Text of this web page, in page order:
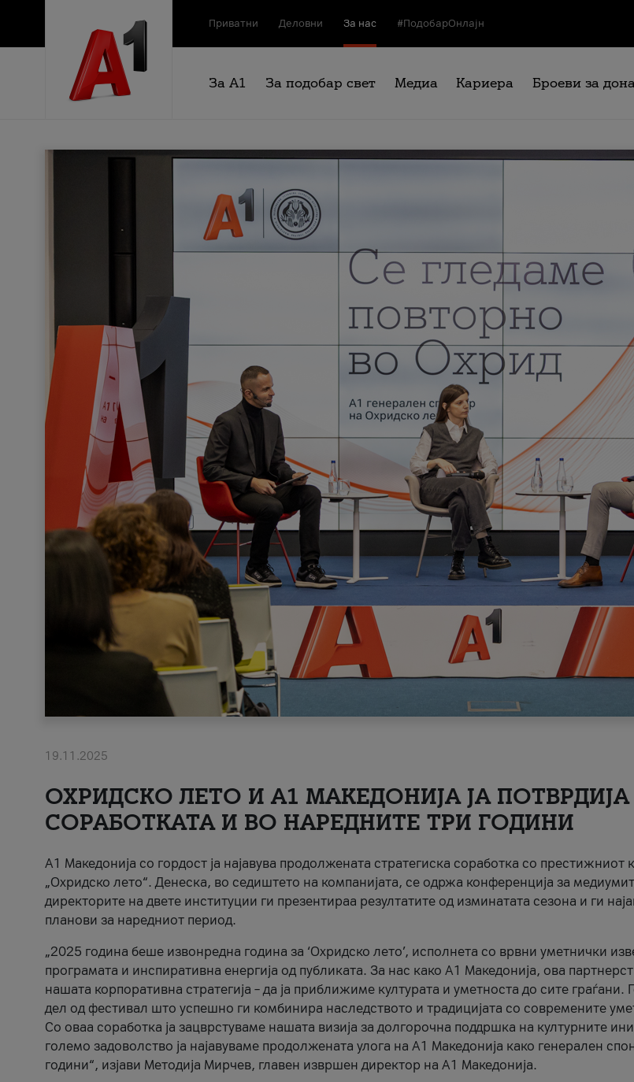
Приватни Деловни За нас #ПодобарОнлајн
За А1 За подобар свет Медиа Кариера Броеви за
19.11.2025
ОХРИДСКО ЛЕТО И A1 МАКЕДОНИЈА ЈА ПОТВРДИЈА
СОРАБОТКАТА И ВО НАРЕДНИТЕ ТРИ ГОДИНИ
A1 Македонија со гордост ја најавува продолжената стратегиска соработка со престижниот
„Охридско лето“. Денеска, во седиштето на компанијата, се одржа конференција за
директорите на двете институции ги презентираа резултатите од изминатата сезона и ги
планови за наредниот период.
„2025 година беше извонредна година за ‘Охридско лето’, исполнета со врвни уметнички
програмата и инспиративна енергија од публиката. За нас како A1 Македонија, ова
нашата корпоративна стратегија – да ја приближиме културата и уметноста до сите
дел од фестивал што успешно ги комбинира наследството и традицијата со современите
Со оваа соработка ја зацврстуваме нашата визија за долгорочна поддршка на културните
големо задоволство ја најавуваме продолжената улога на A1 Македонија како генерален
години“, изјави Методија Мирчев, главен извршен директор на A1 Македонија.